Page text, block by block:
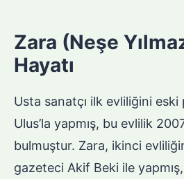
Zara (Neşe
Hayatı
Usta sanatçı ilk evliliğini eski
Ulus’la yapmış, bu evlilik
bulmuştur. Zara, ikinci
gazeteci Akif Beki ile